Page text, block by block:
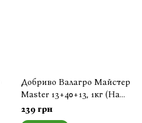
Добриво Валагро Майстер
Master 13+40+13, 1кг (На
вагу)
239 грн